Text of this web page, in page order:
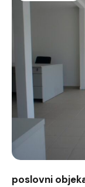
poslovni